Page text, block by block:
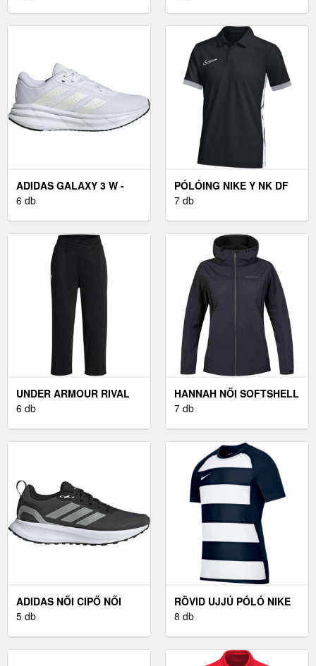
ADIDAS GALAXY 3 W -
NŐI FUTÓCIPŐ
6 db
PÓLÓING NIKE Y NK DF
ACD25 SS POLO
7 db
UNDER ARMOUR RIVAL
NŐI MELEGÍTŐNADRÁG,
6 db
HANNAH NŐI SOFTSHELL
KABÁT NŐI SOFTSHELL
7 db
ADIDAS NŐI CIPŐ NŐI
CIPŐ, FEKETE, MÉRET 40
5 db
RÖVID UJJÚ PÓLÓ NIKE
TEAM CREW RAZOR
8 db